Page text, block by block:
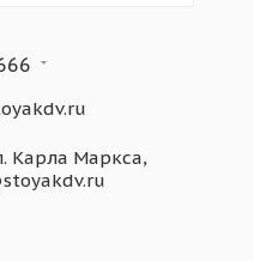
Карла Маркса,